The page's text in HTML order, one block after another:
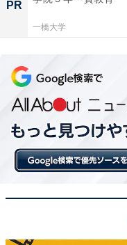
こちらもおすすめ
「ナン
PR
一橋大学